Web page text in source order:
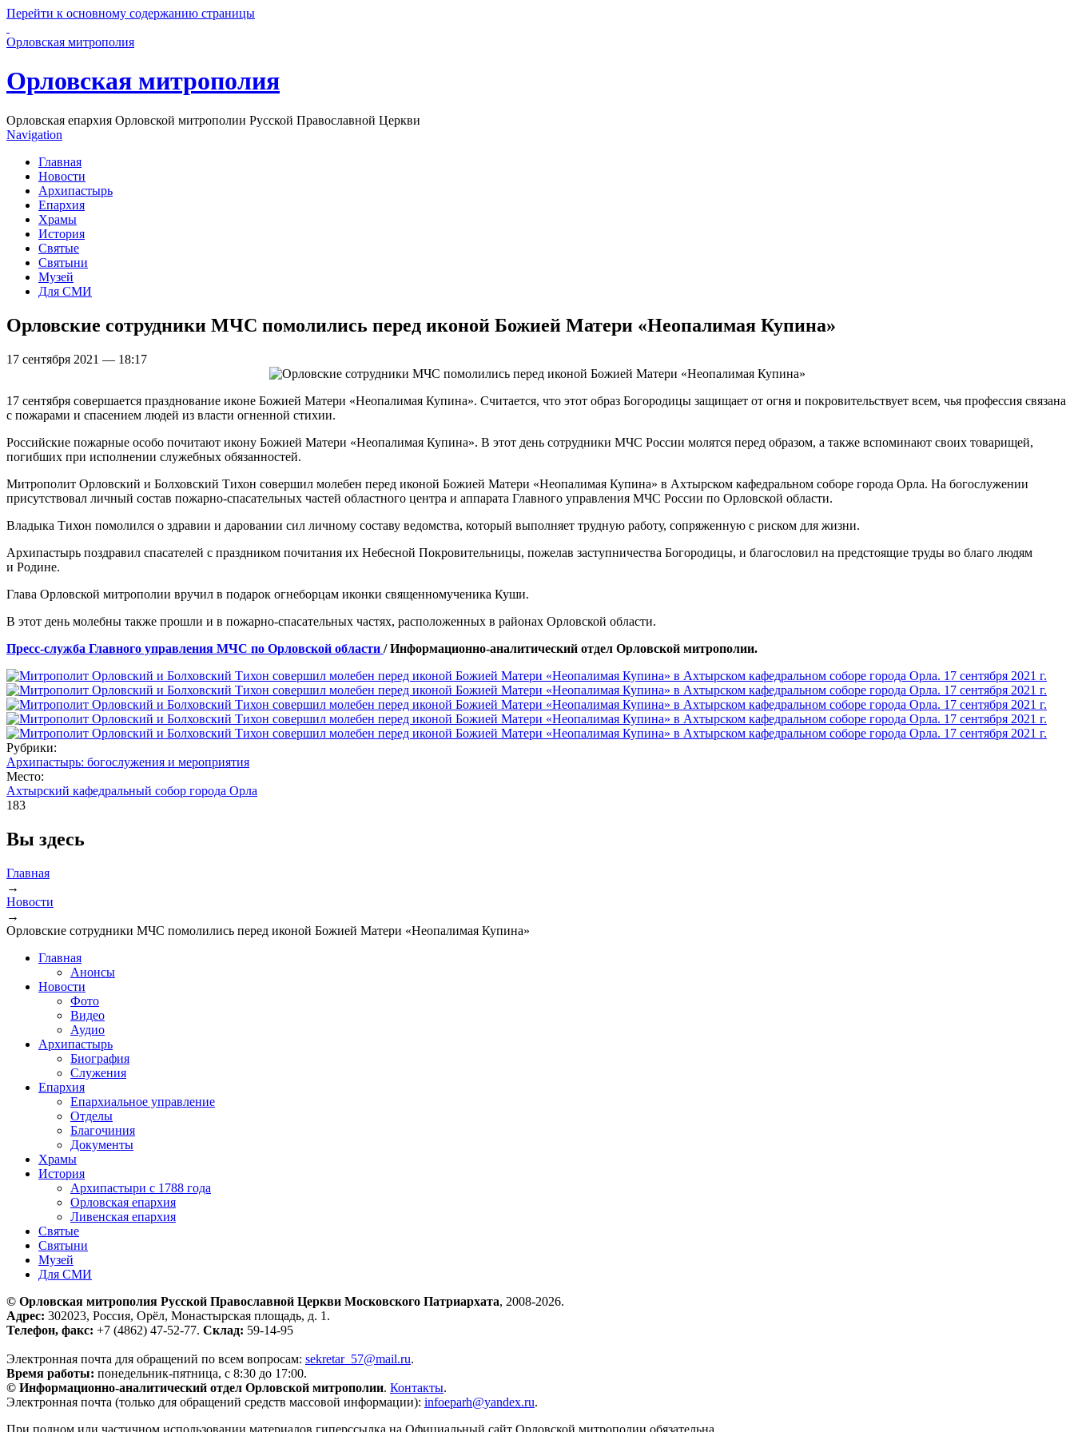
Перейти к основному содержанию страницы
Орловская митрополия
Орловская митрополия
Орловская епархия Орловской митрополии Русской Православной Церкви
Navigation
Главная
Новости
Архипастырь
Епархия
Храмы
История
Святые
Святыни
Музей
Для СМИ
Орловские сотрудники МЧС помолились перед иконой Божией Матери «Неопалимая Купина»
17 сентября 2021 — 18:17
17 сентября совершается празднование иконе Божией Матери «Неопалимая Купина». Считается, что этот образ Богородицы защищает от огня и покровительствует всем, чья профессия связана
с пожарами и спасением людей из власти огненной стихии.
Российские пожарные особо почитают икону Божией Матери «Неопалимая Купина». В этот день сотрудники МЧС России молятся перед образом, а также вспоминают своих товарищей,
погибших при исполнении служебных обязанностей.
Митрополит Орловский и Болховский Тихон совершил молебен перед иконой Божией Матери «Неопалимая Купина» в Ахтырском кафедральном соборе города Орла. На богослужении
присутствовал личный состав пожарно-спасательных частей областного центра и аппарата Главного управления МЧС России по Орловской области.
Владыка Тихон помолился о здравии и даровании сил личному составу ведомства, который выполняет трудную работу, сопряженную с риском для жизни.
Архипастырь поздравил спасателей с праздником почитания их Небесной Покровительницы, пожелав заступничества Богородицы, и благословил на предстоящие труды во благо людям
и Родине.
Глава Орловской митрополии вручил в подарок огнеборцам иконки священномученика Куши.
В этот день молебны также прошли и в пожарно-спасательных частях, расположенных в районах Орловской области.
Пресс-служба Главного управления МЧС по Орловской области / Информационно-аналитический отдел Орловской митрополии.
Рубрики:
Архипастырь: богослужения и мероприятия
Место:
Ахтырский кафедральный собор города Орла
183
Вы здесь
Главная
→
Новости
→
Орловские сотрудники МЧС помолились перед иконой Божией Матери «Неопалимая Купина»
Главная
Анонсы
Новости
Фото
Видео
Аудио
Архипастырь
Биография
Служения
Епархия
Епархиальное управление
Отделы
Благочиния
Документы
Храмы
История
Архипастыри с 1788 года
Орловская епархия
Ливенская епархия
Святые
Святыни
Музей
Для СМИ
© Орловская митрополия Русской Православной Церкви Московского Патриархата, 2008-2026.
Адрес: 302023, Россия, Орёл, Монастырская площадь, д. 1.
Телефон, факс: +7 (4862) 47-52-77. Склад: 59-14-95
Электронная почта для обращений по всем вопросам: sekretar_57@mail.ru.
Время работы: понедельник-пятница, с 8:30 до 17:00.
© Информационно-аналитический отдел Орловской митрополии. Контакты.
Электронная почта (только для обращений средств массовой информации): infoeparh@yandex.ru.
При полном или частичном использовании материалов гиперссылка на Официальный сайт Орловской митрополии обязательна.